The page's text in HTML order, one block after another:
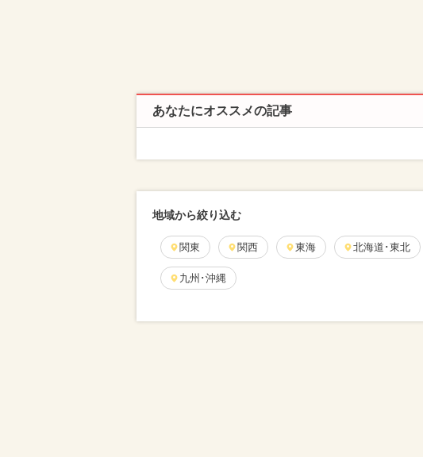
あなたにオススメの記事
地域から絞り込む
関東 関西 東海 北海道･東北
九州･沖縄